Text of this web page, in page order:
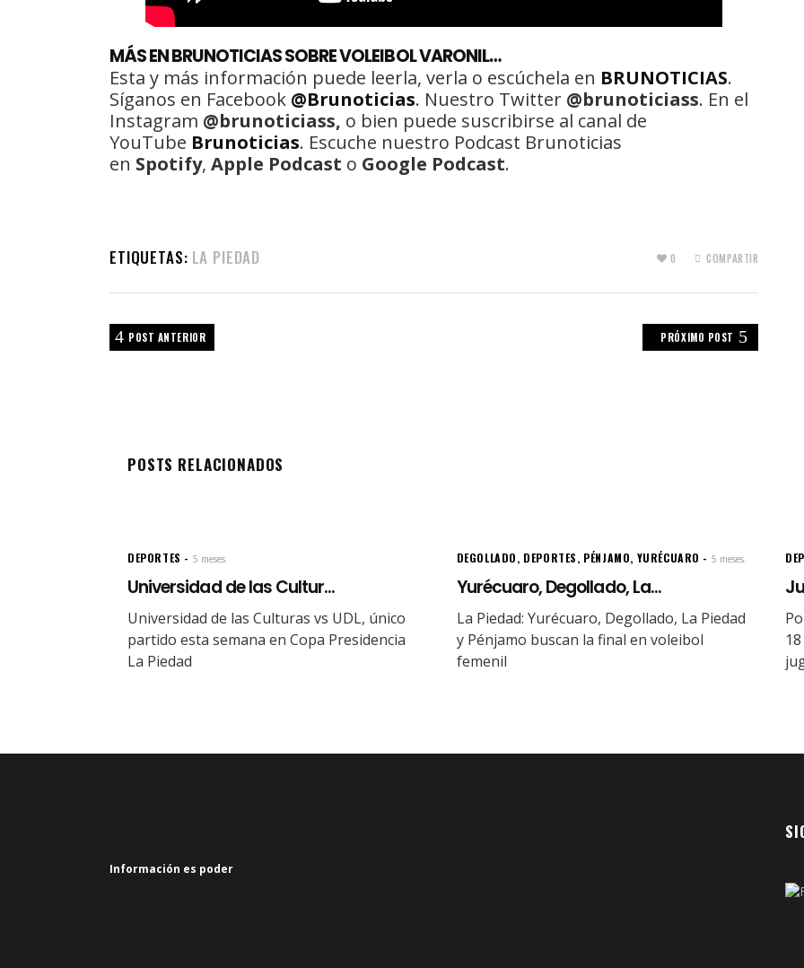
MÁS EN BRUNOTICIAS SOBRE VOLEIBOL VARONIL…
Esta y más información puede leerla, verla o escúchela en BRUNOTICIAS.
Síganos en Facebook @Brunoticias. Nuestro Twitter @brunoticiass. En el
Instagram @brunoticiass, o bien puede suscribirse al canal de
YouTube Brunoticias. Escuche nuestro Podcast Brunoticias
en Spotify, Apple Podcast o Google Podcast.
ETIQUETAS: LA PIEDAD 0 COMPARTIR
POST ANTERIOR PRÓXIMO POST
POSTS RELACIONADOS
DEPORTES 5 meses.
Universidad de las Cultur...
Universidad de las Culturas vs UDL, único
partido esta semana en Copa Presidencia
La Piedad
DEGOLLADO, DEPORTES, PÉNJAMO, YURÉCUARO 5 meses.
Yurécuaro, Degollado, La...
La Piedad: Yurécuaro, Degollado, La Piedad
y Pénjamo buscan la final en voleibol
femenil
Información es poder